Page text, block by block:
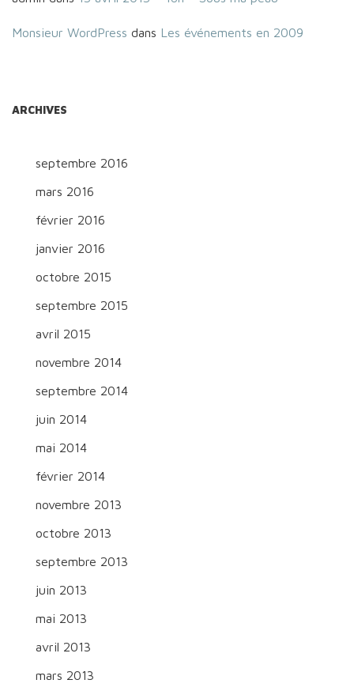
Monsieur WordPress dans Les événements en 2009
ARCHIVES
septembre 2016
mars 2016
février 2016
janvier 2016
octobre 2015
septembre 2015
avril 2015
novembre 2014
septembre 2014
juin 2014
mai 2014
février 2014
novembre 2013
octobre 2013
septembre 2013
juin 2013
mai 2013
avril 2013
mars 2013